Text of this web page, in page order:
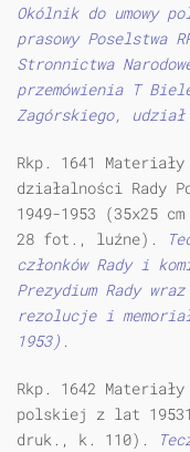
Okólnik do umowy
prasowy Poselstwa
Stronnictwa
przemówienia T
Zagórskiego,
Rkp. 1641
działalności Rady
1949-1953 (35x25
28 fot., luźne).
członków Rady i
Prezydium Rady
rezolucje i
1953).
Rkp. 1642
polskiej z lat
druk., k. 110).